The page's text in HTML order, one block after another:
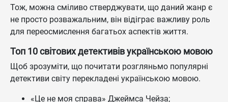
Тож, можна сміливо стверджувати, що даний жанр є
не просто розважальним, він відіграє важливу роль
для переосмислення багатьох аспектів життя.
Топ 10 світових детективів українською мовою
Щоб зрозуміти, що почитати розгляньмо популярні
детективи світу перекладені українською мовою.
«Це не моя справа» Джеймса Чейза;